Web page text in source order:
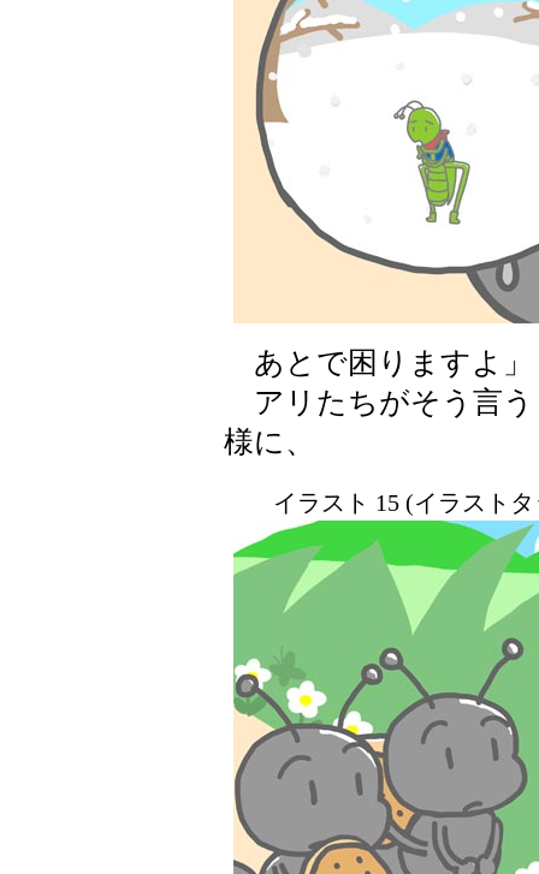
あとで困りますよ」
アリたちがそう言う
様に、
イラスト 15 (イラスト